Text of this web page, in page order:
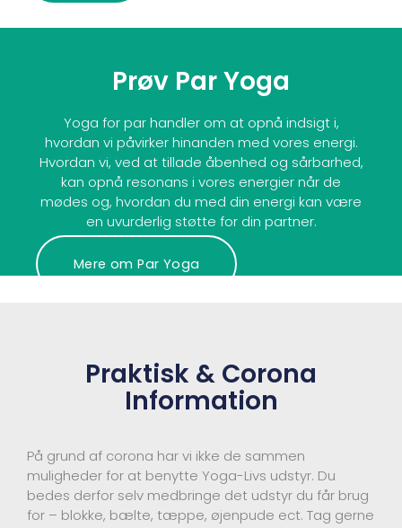
Prøv Par Yoga
Yoga for par handler om at opnå indsigt i,
hvordan vi påvirker hinanden med vores energi.
Hvordan vi, ved at tillade åbenhed og sårbarhed,
kan opnå resonans i vores energier når de
mødes og, hvordan du med din energi kan være
en uvurderlig støtte for din partner.
Mere om Par Yoga
Praktisk & Corona
Information
På grund af corona har vi ikke de sammen
muligheder for at benytte Yoga-Livs udstyr. Du
bedes derfor selv medbringe det udstyr du får brug
for – blokke, bælte, tæppe, øjenpude ect. Tag gerne